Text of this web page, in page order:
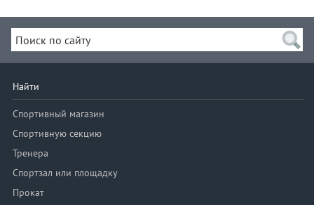
Найти
Спортивный магазин
Спортивную секцию
Тренера
Спортзал или площадку
Прокат